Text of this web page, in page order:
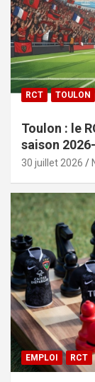
RCT TOULON
Toulon : le
saison
30 juillet 2026
EMPLOI RCT